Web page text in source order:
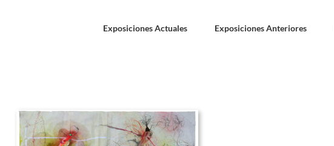
Exposiciones Actuales Exposiciones Anteriores